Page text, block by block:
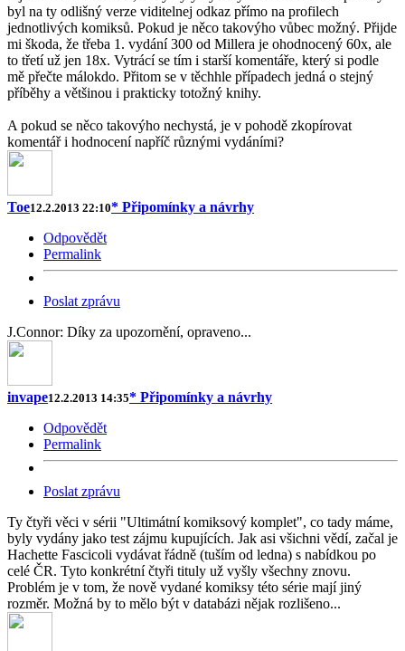
byl na ty odlišný verze viditelnej odkaz přímo na profilech
jednotlivých komiksů. Pokud je něco takovýho vůbec možný. Přijde
mi škoda, že třeba 1. vydání 300 od Millera je ohodnocený 60x, ale
to třetí už jen 18x. Vytrácí se tím i starší komentáře, který si podle
mě přečte málokdo. Přitom se v těchhle případech jedná o stejný
příběhy a většinou i prakticky totožný knihy.
A pokud se něco takovýho nechystá, je v pohodě zkopírovat
komentář i hodnocení napříč různými vydáními?
Toe12.2.2013 22:10* Připomínky a návrhy
Odpovědět
Permalink
Poslat zprávu
J.Connor: Díky za upozornění, opraveno...
invape12.2.2013 14:35* Připomínky a návrhy
Odpovědět
Permalink
Poslat zprávu
Ty čtyři věci v sérii "Ultimátní komiksový komplet", co tady máme,
byly vydány jako test zájmu kupujících. Jak asi všichni vědí, začal je
Hachette Fascicoli vydávat řádně (tuším od ledna) s nabídkou po
celé ČR. Tyto konkrétní čtyři tituly už vyšly všechny znovu.
Problém je v tom, že nově vydané komiksy této série mají jiný
rozměr. Možná by to mělo být v databázi nějak rozlišeno...